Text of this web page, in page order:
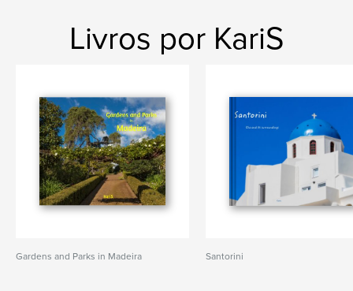
Livros por KariS
Gardens and Parks in Madeira Santorini